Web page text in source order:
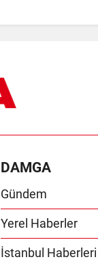
DAMGA
Gündem
Yerel Haberler
İstanbul Haberleri